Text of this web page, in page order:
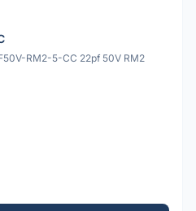
RM2-5-CC 22pf 50V RM2